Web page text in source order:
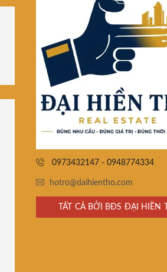
0973432147 - 0948774334
hotro@daihientho.com
TẤT CẢ BỞI BĐS ĐẠI HIỀN